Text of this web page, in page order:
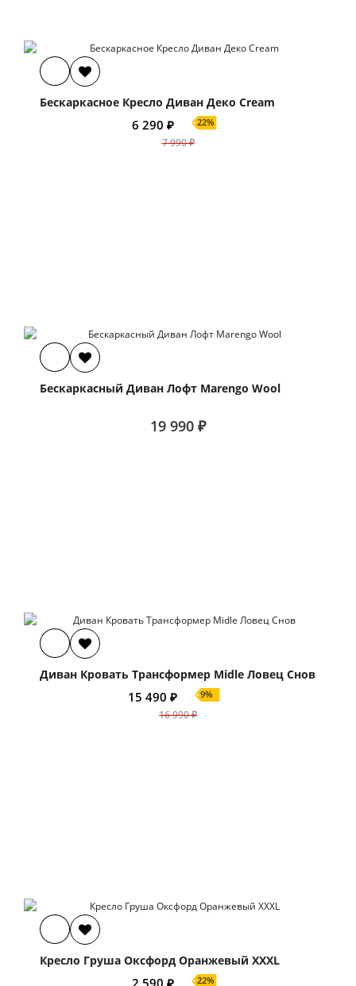
Бескаркасное Кресло Диван Деко Cream
6 290 ₽ 22%
7 990 ₽
Бескаркасный Диван Лофт Marengo Wool
19 990 ₽
Диван Кровать Трансформер Midle Ловец Снов
15 490 ₽ 9%
16 990 ₽
Кресло Груша Оксфорд Оранжевый XXXL
2 590 ₽ 22%